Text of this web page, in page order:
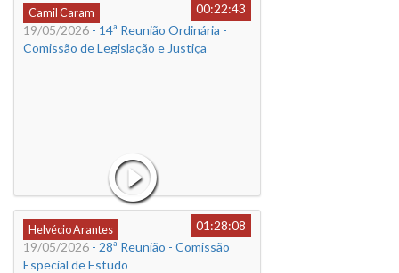
Camil Caram
00:22:43
19/05/2026 - 14ª Reunião Ordinária -
Comissão de Legislação e Justiça
Helvécio Arantes
01:28:08
19/05/2026 - 28ª Reunião - Comissão
Especial de Estudo